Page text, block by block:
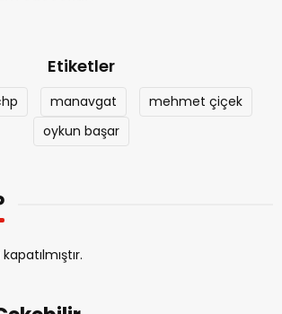
Etiketler
manavgat
mehmet çiçek
oykun başar